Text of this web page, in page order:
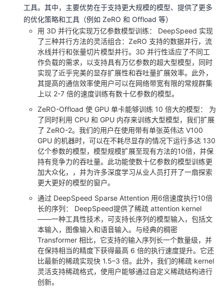
工具。其中，主要优势在于支持更大规模的模型、提供了更多
的优化策略和工具（例如 ZeRO 和 Offload 等）
用 3D 并行化实现万亿参数模型训练： DeepSpeed 实现
了三种并行方法的灵活组合：ZeRO 支持的数据并行，流
水线并行和张量切片模型并行。3D 并行性适应了不同工
作负载的需求，以支持具有万亿参数的超大型模型，同时
实现了近乎完美的显存扩展性和吞吐量扩展效率。此外，
其提高的通信效率使用户可以在网络带宽有限的常规群集
上以 2-7 倍的速度训练有数十亿参数的模型。
ZeRO-Offload 使 GPU 单卡能够训练 10 倍大的模型： 为
了同时利用 CPU 和 GPU 内存来训练大型模型，我们扩展
了 ZeRO-2。我们的用户在使用带有单张英伟达 V100
GPU 的机器时，可以在不耗尽显存的情况下运行多达 130
亿个参数的模型，模型规模扩展至现有方法的10倍，并保
持有竞争力的吞吐量。此功能使数十亿参数的模型训练更
加大众化，，并为许多深度学习从业人员打开了一扇探索
更大更好的模型的窗户。
通过 DeepSpeed Sparse Attention 用6倍速度执行10倍
长的序列： DeepSpeed提供了稀疏 attention kernel
——一种工具性技术，可支持长序列的模型输入，包括文
本输入，图像输入和语音输入。与经典的稠密
Transformer 相比，它支持的输入序列长一个数量级，并
在保持相当的精度下获得最高 6 倍的执行速度提升。它还
比最新的稀疏实现快 1.5–3 倍。此外，我们的稀疏 kernel
灵活支持稀疏格式，使用户能够通过自定义稀疏结构进行
创新。